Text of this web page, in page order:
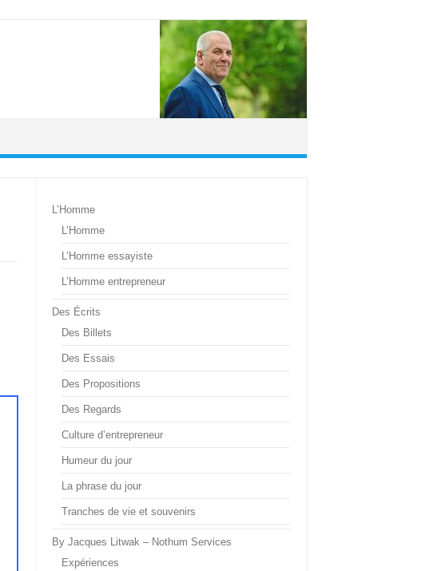
L’Homme
L’Homme
L’Homme essayiste
L’Homme entrepreneur
Des Écrits
Des Billets
Des Essais
Des Propositions
Des Regards
Culture d’entrepreneur
Humeur du jour
La phrase du jour
Tranches de vie et souvenirs
By Jacques Litwak – Nothum Services
Expériences